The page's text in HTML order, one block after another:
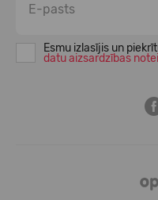
Esmu izlasījis un
datu aizsardzības